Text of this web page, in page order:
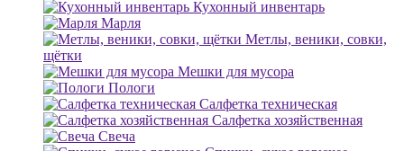
Кухонный инвентарь
Марля
Метлы, веники, совки,
щётки
Мешки для мусора
Пологи
Салфетка техническая
Салфетка хозяйственная
Свеча